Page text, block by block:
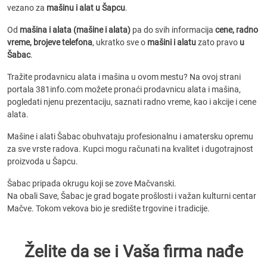
vezano za mašinu i alat u Šapcu.
Od mašina i alata (mašine i alata) pa do svih informacija cene, radno
vreme, brojeve telefona, ukratko sve o mašini i alatuzato pravo u
Šabac.
Tražite prodavnicu alata i mašina u ovom mestu? Na ovoj strani
portala 381info.com možete pronaći prodavnicu alata i mašina,
pogledati njenu prezentaciju, saznati radno vreme, kao i akcije i cene
alata.
Mašine i alati Šabac obuhvataju profesionalnu i amatersku opremu
za sve vrste radova. Kupci mogu računati na kvalitet i dugotrajnost
proizvoda u Šapcu.
Šabac pripada okrugu koji se zove Mačvanski.
Na obali Save, Šabac je grad bogate prošlosti i važan kulturni centar
Mačve. Tokom vekova bio je središte trgovine i tradicije.
Želite da se i Vaša firma nađe